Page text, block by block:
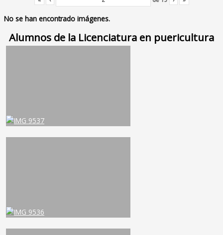
No se han encontrado imágenes.
Alumnos de la Licenciatura en puericultura